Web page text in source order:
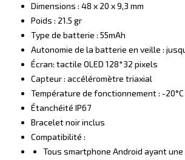
Dimensions : 48 x 20 x 9,3 mm
Poids : 21.5 gr
Type de batterie : 55mAh
Autonomie de la batterie en veille :
Écran: tactile OLED 128*32 pixels
Capteur : accéléromètre triaxial
Température de fonctionnement : -20°C
Étanchéité IP67
Bracelet noir inclus
Compatibilité :
Tous smartphone Android ayant